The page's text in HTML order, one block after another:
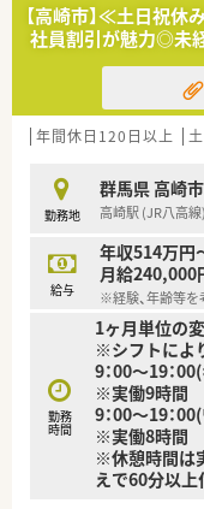
【高崎市】≪土日祝
社員割引が魅力◎未
年間休日120日以上
勤務地
群馬県 高崎市
高崎駅 (JR八高線)
給与
年収514万円
月給240,000
※経験、年齢等を
勤務
時間
1ヶ月単位の
※シフトによ
9：00～19：
※実働9時間
9：00～19：
※実働8時間
※休憩時間は
えで60分以上